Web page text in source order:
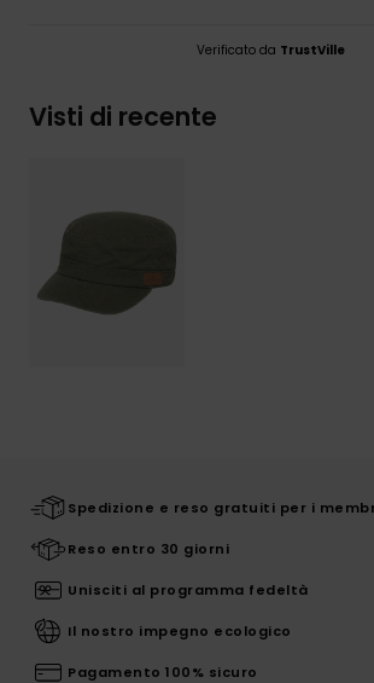
Verificato da TrustVille
Visti di recente
Spedizione e reso gratuiti per i
Reso entro 30 giorni
Unisciti al programma fedeltà
Il nostro impegno ecologico
Pagamento 100% sicuro